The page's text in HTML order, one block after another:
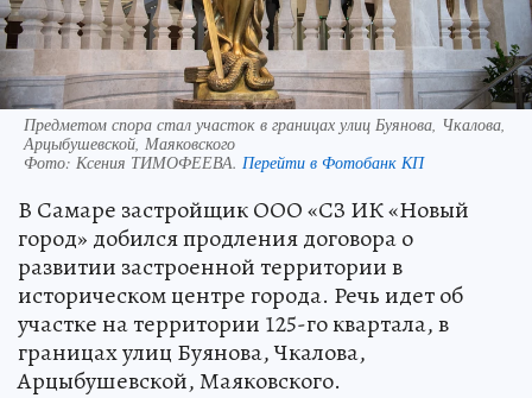
Предметом спора стал участок в границах улиц Буянова, Чкалова,
Арцыбушевской, Маяковского
Фото: Ксения ТИМОФЕЕВА. Перейти в Фотобанк КП
В Самаре застройщик ООО «СЗ ИК «Новый
город» добился продления договора о
развитии застроенной территории в
историческом центре города. Речь идет об
участке на территории 125-го квартала, в
границах улиц Буянова, Чкалова,
Арцыбушевской, Маяковского.